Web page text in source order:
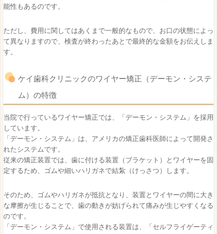
能性もあるのです。
ただし、費用に関してはあくまで一般的なもので、お口の状態によっ
て異なりますので、検査が終わったあとで最終的な金額をお伝えしま
す。
ケイ歯科クリニックのワイヤー矯正（デーモン・システ
ム）の特徴
当院で行っているワイヤー矯正では、「デーモン・システム」を採用
しています。
「デーモン・システム」は、アメリカの矯正歯科医師によって開発さ
れたシステムです。
従来の矯正装置では、歯に付ける装置（ブラケット）とワイヤーを固
定するため、ゴムや細いハリガネで結紮（けっさつ）します。
そのため、ゴムやハリガネが抵抗となり、装置とワイヤーの間に大き
な摩擦が生じることで、歯の動きが妨げられて痛みが生じやすくなる
のです。
「デーモン・システム」で使用される装置は、「セルフライゲーティ